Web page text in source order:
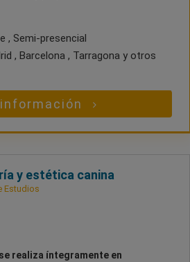
, Semi-presencial
, Barcelona , Tarragona y otros
y estética canina
Estudios
realiza íntegramente en